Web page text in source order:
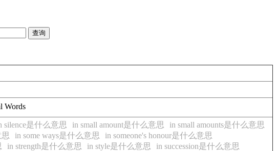
Words
silence是什么意思 in small amount是什么意思
in small amounts是什么意思
in some ways是什么意思
in someone's honour是什么意思
in strength是什么意思 in style是什么意思
in succession是什么意思